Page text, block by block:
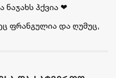
ნაჯახს ჰქვია ❤
ფრანგულია და ღუმუც,